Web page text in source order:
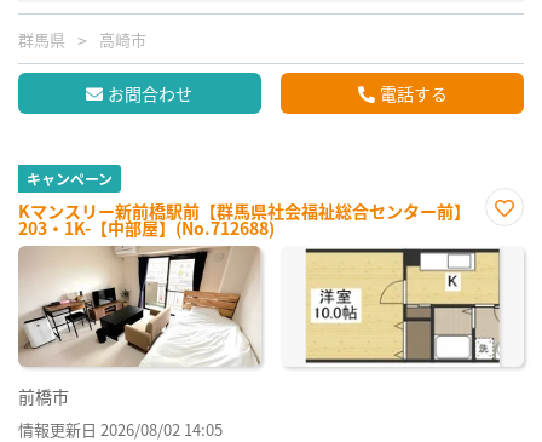
群馬県 高崎市
お問合わせ 電話する
キャンペーン
Kマンスリー新前橋駅前【群馬県社会福祉総合センター前】
203・1K-【中部屋】(No.712688)
に入
前橋市
情報更新日 2026/08/02 14:05